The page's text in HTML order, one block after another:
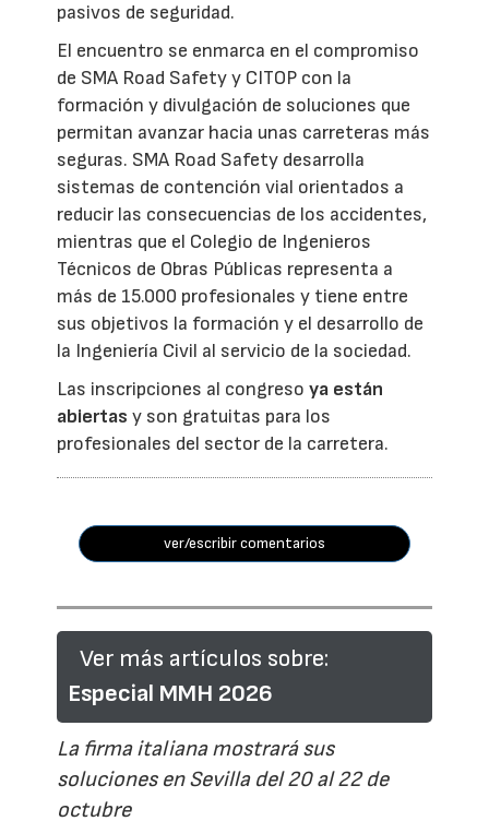
pasivos de seguridad.
El encuentro se enmarca en el compromiso
de SMA Road Safety y CITOP con la
formación y divulgación de soluciones que
permitan avanzar hacia unas carreteras más
seguras. SMA Road Safety desarrolla
sistemas de contención vial orientados a
reducir las consecuencias de los accidentes,
mientras que el Colegio de Ingenieros
Técnicos de Obras Públicas representa a
más de 15.000 profesionales y tiene entre
sus objetivos la formación y el desarrollo de
la Ingeniería Civil al servicio de la sociedad.
Las inscripciones al congresoya están
abiertas y son gratuitas para los
profesionales del sector de la carretera.
ver/escribir comentarios
Ver más artículos sobre:
Especial MMH 2026
La firma italiana mostrará sus
soluciones en Sevilla del 20 al 22 de
octubre